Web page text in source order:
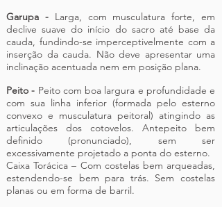
Garupa -Larga, com musculatura forte, em
declive suave do início do sacro até base da
cauda, fundindo-se imperceptivelmente com a
inserção da cauda. Não deve apresentar uma
inclinação acentuada nem em posição plana.
Peito - Peito com boa largura e profundidade e
com sua linha inferior (formada pelo esterno
convexo e musculatura peitoral) atingindo as
articulações dos cotovelos. Antepeito bem
definido (pronunciado), sem ser
excessivamente projetado a ponta do esterno.
Caixa Torácica – Com costelas bem arqueadas,
estendendo-se bem para trás. Sem costelas
planas ou em forma de barril.